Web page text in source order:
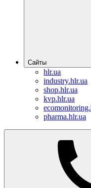
Сайты
hlr.ua
industry.hlr.ua
shop.hlr.ua
kvp.hlr.ua
pharma.hlr.ua